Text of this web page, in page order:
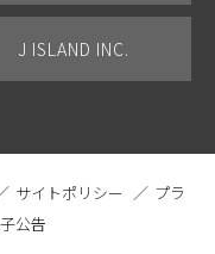
J ISLAND INC.
サイトポリシー
プラ
公告